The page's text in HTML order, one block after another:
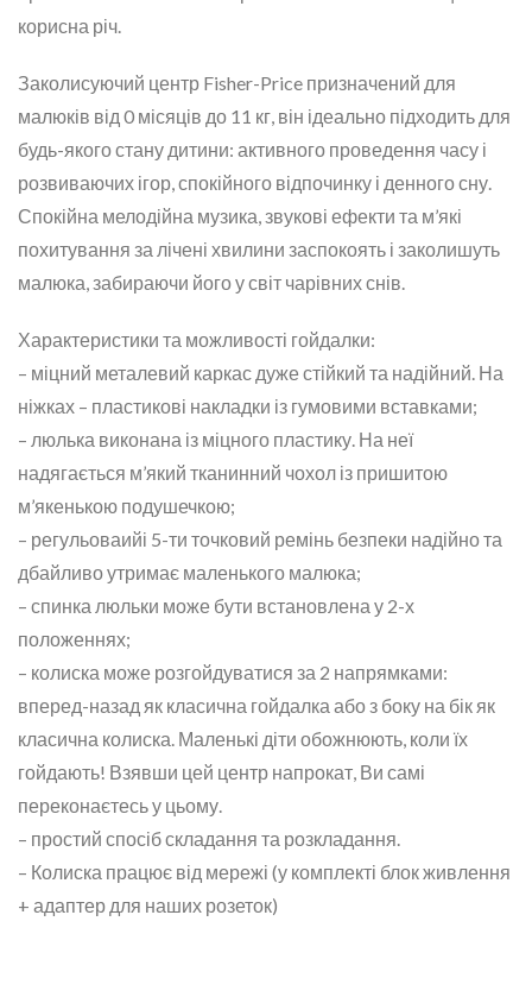
корисна річ.
Заколисуючий центр Fisher-Price призначений для
малюків від 0 місяців до 11 кг, він ідеально підходить для
будь-якого стану дитини: активного проведення часу і
розвиваючих ігор, спокійного відпочинку і денного сну.
Спокійна мелодійна музика, звукові ефекти та м’які
похитування за лічені хвилини заспокоять і заколишуть
малюка, забираючи його у світ чарівних снів.
Характеристики та можливості гойдалки:
– міцний металевий каркас дуже стійкий та надійний. На
ніжках – пластикові накладки із гумовими вставками;
– люлька виконана із міцного пластику. На неї
надягається м’який тканинний чохол із пришитою
м’якенькою подушечкою;
– регульоваийі 5-ти точковий ремінь безпеки надійно та
дбайливо утримає маленького малюка;
– спинка люльки може бути встановлена ​​у 2-х
положеннях;
– колиска може розгойдуватися за 2 напрямками:
вперед-назад як класична гойдалка або з боку на бік як
класична колиска. Маленькі діти обожнюють, коли їх
гойдають! Взявши цей центр напрокат, Ви самі
переконаєтесь у цьому.
– простий спосіб складання та розкладання.
– Колиска працює від мережі (у комплекті блок живлення
+ адаптер для наших розеток)